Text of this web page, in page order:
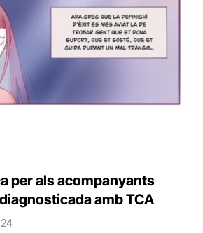
per als acompanyants
amb TCA